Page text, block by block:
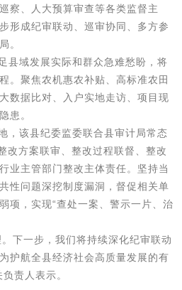
察、人大预算审查等各类监督主
形成纪审联动、巡审协同、多方参
。
县域发展实际和群众急难愁盼，将
。聚焦农机惠农补贴、高标准农田
数据比对、入户实地走访、项目现
患。
，该县纪委监委联合县审计局常态
改方案联审、整改过程联督、整改
业主管部门整改主体责任。坚持当
性问题深挖制度漏洞，督促相关单
项，实现“查处一案、警示一片、治
下一步，我们将持续深化纪审联动
护航全县经济社会高质量发展的有
责人表示。